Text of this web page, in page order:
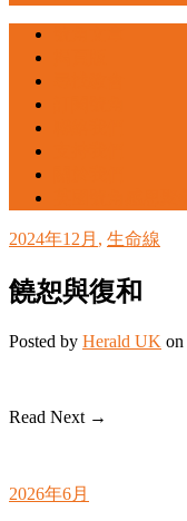
2024年12月 , 生命線
饒恕與復和
Posted by Herald UK on
Read Next →
2026年6月